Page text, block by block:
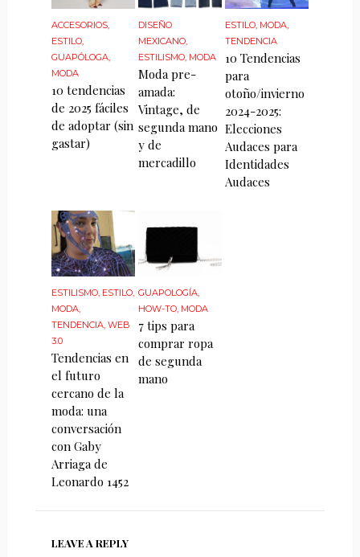
ACCESORIOS,
ESTILO,
GUAPÓLOGA,
MODA
10 tendencias
de 2025 fáciles
de adoptar (sin
gastar)
DISEÑO
MEXICANO,
ESTILISMO, MODA
Moda pre-
amada:
Vintage, de
segunda mano
y de
mercadillo
ESTILO, MODA,
TENDENCIA
10 Tendencias
para
otoño/invierno
2024-2025:
Elecciones
Audaces para
Identidades
Audaces
ESTILISMO, ESTILO,
MODA,
TENDENCIA, WEB
3.0
Tendencias en
el futuro
cercano de la
moda: una
conversación
con Gaby
Arriaga de
Leonardo 1452
GUAPOLOGÍA,
HOW-TO, MODA
7 tips para
comprar ropa
de segunda
mano
LEAVE A REPLY